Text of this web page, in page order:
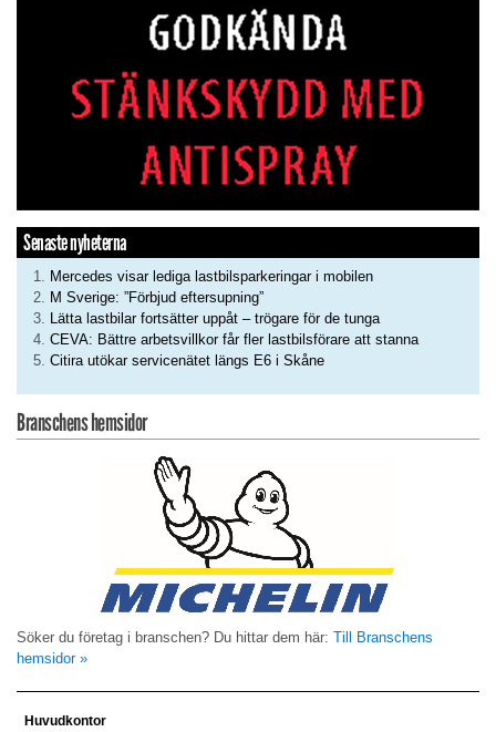
Senaste nyheterna
Mercedes visar lediga lastbilsparkeringar i mobilen
M Sverige: ”Förbjud eftersupning”
Lätta lastbilar fortsätter uppåt – trögare för de tunga
CEVA: Bättre arbetsvillkor får fler lastbilsförare att stanna
Citira utökar servicenätet längs E6 i Skåne
Branschens hemsidor
Söker du företag i branschen? Du hittar dem här: Till Branschens
hemsidor »
Huvudkontor